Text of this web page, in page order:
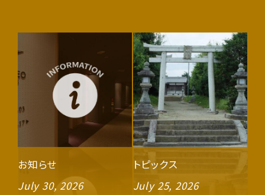
お知らせ
July 30, 2026
トピックス
July 25, 2026